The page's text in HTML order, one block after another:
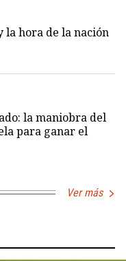
la hora de la nación
la maniobra del
para ganar el
Ver más